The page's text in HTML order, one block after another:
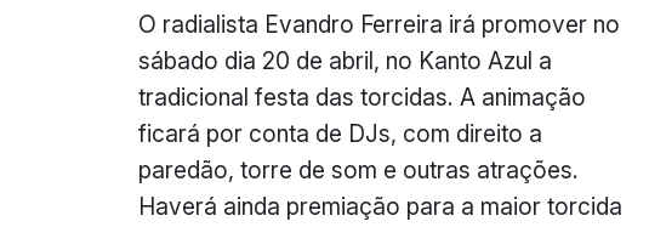
O radialista Evandro Ferreira irá promover no
sábado dia 20 de abril, no Kanto Azul a
tradicional festa das torcidas. A animação
ficará por conta de DJs, com direito a
paredão, torre de som e outras atrações.
Haverá ainda premiação para a maior torcida